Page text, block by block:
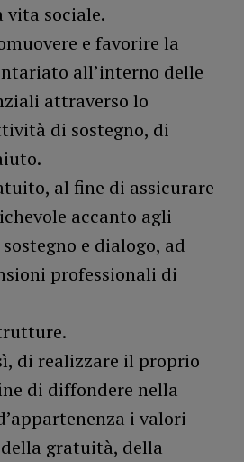
sociale.
e favorire la
all’interno delle
attraverso lo
di sostegno, di
al fine di assicurare
accanto agli
e dialogo, ad
professionali di
di realizzare il proprio
di diffondere nella
i valori
gratuità, della